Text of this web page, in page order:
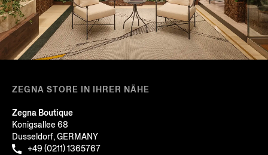
ZEGNA STORE IN IHRER NÄHE
Zegna Boutique
Konigsallee 68
Dusseldorf, GERMANY
+49 (0211) 1365767